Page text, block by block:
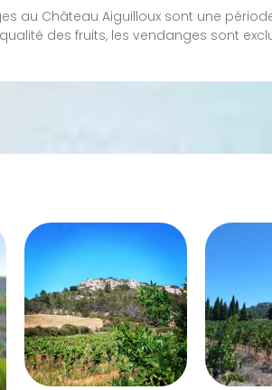
au Château Aiguilloux sont une
qualité des fruits, les vendanges sont